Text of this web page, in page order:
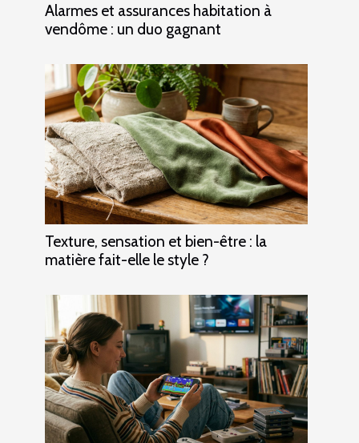
Alarmes et assurances habitation à
vendôme : un duo gagnant
Texture, sensation et bien-être : la
matière fait-elle le style ?